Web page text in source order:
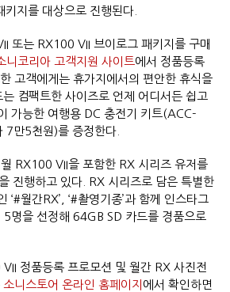
지를 대상으로 진행된다.
또는 RX100 VII 브이로그 패키지를 구매
니코리아 고객지원 사이트에서 정품등록
고객에게는 휴가지에서의 편안한 휴식을
컴팩트한 사이즈로 언제 어디서든 쉽고
가능한 여행용 DC 충전기 키트(ACC-
7만5천원)를 증정한다.
RX100 VII을 포함한 RX 시리즈 유저를
진행하고 있다. RX 시리즈로 담은 특별한
‘#월간RX’, ‘#촬영기종’과 함께 인스타그
5명을 선정해 64GB SD 카드를 경품으로
정품등록 프로모션 및 월간 RX 사진전
소니스토어 온라인 홈페이지 에서 확인하면